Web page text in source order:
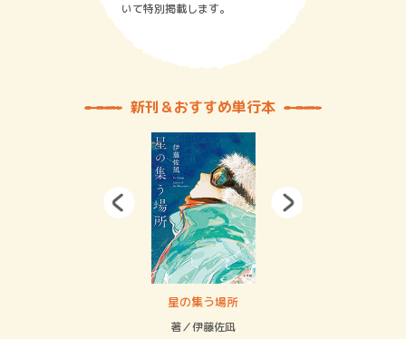
いて特別掲載します。
新刊＆おすすめ単行本
星の集う場所
著／伊藤佐凪